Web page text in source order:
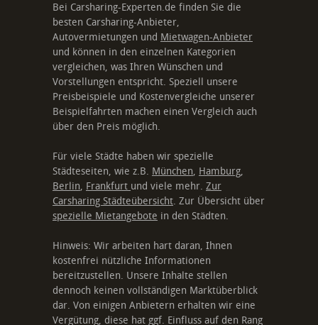
Bei Carsharing-Experten.de finden Sie die
besten Carsharing-Anbieter,
Autovermietungen und Mietwagen-Anbieter
und können in den einzelnen Kategorien
vergleichen, was Ihren Wünschen und
Vorstellungen entspricht. Speziell unsere
Preisbeispiele und Kostenvergleiche unserer
Beispielfahrten machen einen Vergleich auch
über den Preis möglich.
Für viele Städte haben wir spezielle
Städteseiten, wie z.B. München, Hamburg,
Berlin, Frankfurt und viele mehr. Zur
Carsharing Städteübersicht. Zur Übersicht über
spezielle Mietangebote in den Städten.
Hinweis: Wir arbeiten hart daran, Ihnen
kostenfrei nützliche Informationen
bereitzustellen. Unsere Inhalte stellen
dennoch keinen vollständigen Marktüberblick
dar. Von einigen Anbietern erhalten wir eine
Vergütung, diese hat ggf. Einfluss auf den Rang